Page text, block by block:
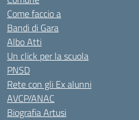
Come faccio a
Bandi di Gara
Albo Atti
Un click per la scuola
PNSD
Rete con gli Ex alunni
AVCP/ANAC
Biografia Artusi